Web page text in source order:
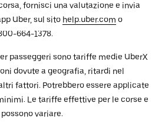
fornisci una valutazione e invia
Uber, sul sito help.uber.com o
664-1378.
passeggeri sono tariffe medie UberX
dovute a geografia, ritardi nel
fattori. Potrebbero essere applicate
Le tariffe effettive per le corse e
variare.